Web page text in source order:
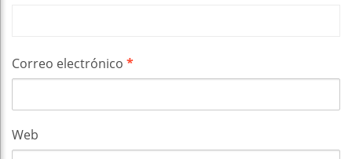
Correo electrónico *
Web